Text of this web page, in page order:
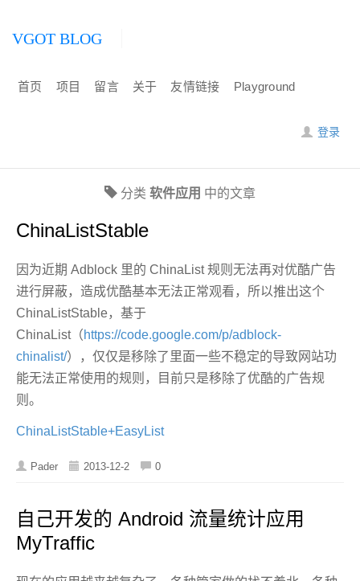
VGOT BLOG
首页 项目 留言 关于 友情链接 Playground
登录
分类 软件应用 中的文章
ChinaListStable
因为近期 Adblock 里的 ChinaList 规则无法再对优酷广告
进行屏蔽，造成优酷基本无法正常观看，所以推出这个
ChinaListStable，基于
ChinaList（https://code.google.com/p/adblock-
chinalist/），仅仅是移除了里面一些不稳定的导致网站功
能无法正常使用的规则，目前只是移除了优酷的广告规
则。
ChinaListStable+EasyList
Pader 2013-12-2 0
自己开发的 Android 流量统计应用
MyTraffic